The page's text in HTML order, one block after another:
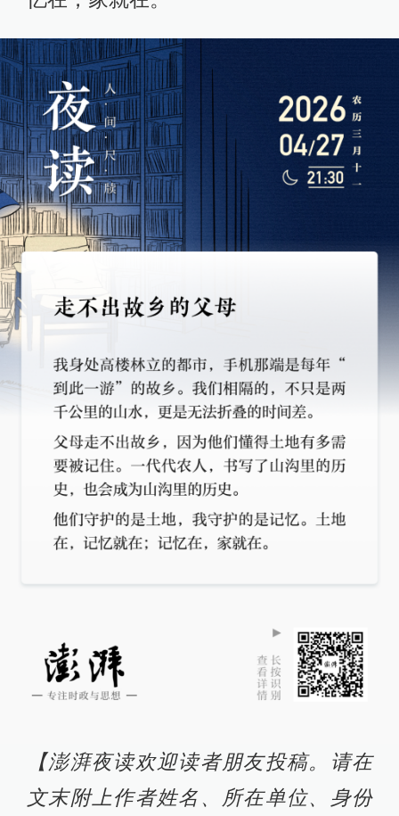
【澎湃夜读欢迎读者朋友投稿。请在
文末附上作者姓名、所在单位、身份